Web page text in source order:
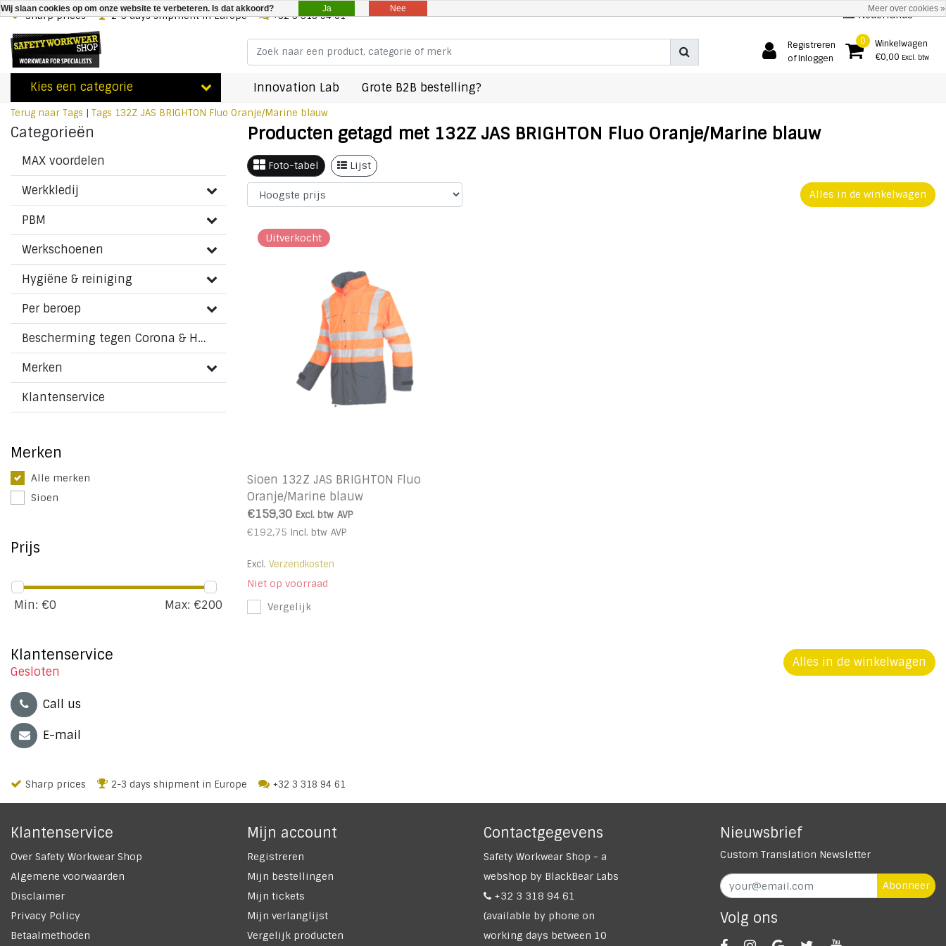
Sharp prices 2-3 days shipment in Europe +32 3 318 94 61 Nederlands
Registreren
of Inloggen
0
Winkelwagen
€0,00 Excl. btw
Kies een categorie Innovation Lab Grote B2B bestelling?
Terug naar Tags | Tags 132Z JAS BRIGHTON Fluo Oranje/Marine blauw
Categorieën
MAX voordelen
Werkkledij
PBM
Werkschoenen
Hygiëne & reiniging
Per beroep
Bescherming tegen Corona & HMPV virus
Merken
Klantenservice
Merken
Alle merken
Sioen
Prijs
Min: €0 Max: €200
Klantenservice
Gesloten
Call us
E-mail
Producten getagd met 132Z JAS BRIGHTON Fluo Oranje/Marine blauw
Foto-tabel Lijst
Alles in de winkelwagen
Uitverkocht
Sioen 132Z JAS BRIGHTON Fluo
Oranje/Marine blauw
€159,30 Excl. btw AVP
€192,75 Incl. btw AVP
Excl. Verzendkosten
Niet op voorraad
Vergelijk
Alles in de winkelwagen
Sharp prices 2-3 days shipment in Europe +32 3 318 94 61
Klantenservice
Over Safety Workwear Shop
Algemene voorwaarden
Disclaimer
Privacy Policy
Betaalmethoden
Mijn account
Registreren
Mijn bestellingen
Mijn tickets
Mijn verlanglijst
Vergelijk producten
Contactgegevens
Safety Workwear Shop - a
webshop by BlackBear Labs
+32 3 318 94 61
(available by phone on
working days between 10
Nieuwsbrief
Custom Translation Newsletter
Abonneer
Volg ons
Wij slaan cookies op om onze website te verbeteren. Is dat akkoord? Ja Nee Meer over cookies »